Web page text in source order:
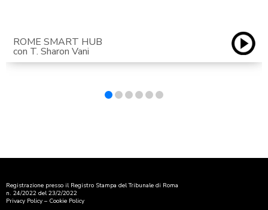
ROME SMART HUB
con T. Sharon Vani
Registrazione presso il Registro Stampa del Tribunale di Roma
n. 24/2022 del 23/2/2022
Privacy Policy – Cookie Policy